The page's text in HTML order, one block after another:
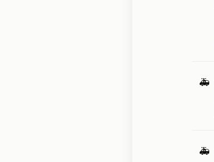
🚑
🚑